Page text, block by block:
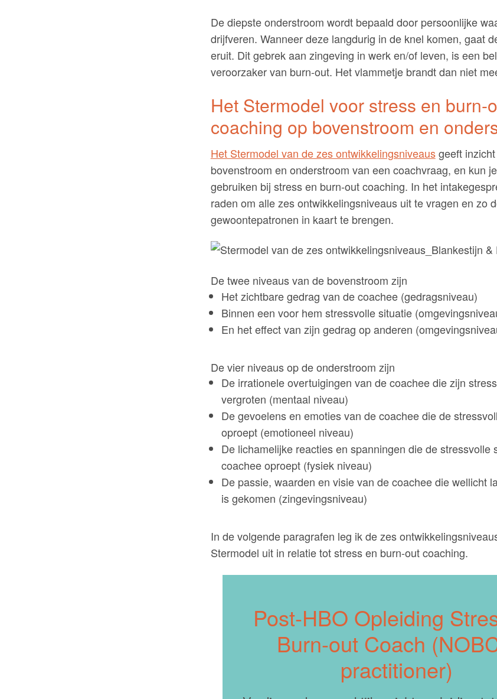
De diepste onderstroom wordt bepaald door persoonlijke
drijfveren. Wanneer deze langdurig in de knel komen, gaat
eruit. Dit gebrek aan zingeving in werk en/of leven, is een
veroorzaker van burn-out. Het vlammetje brandt dan niet
Het Stermodel voor stress en burn-
coaching op bovenstroom en
Het Stermodel van de zes ontwikkelingsniveausgeeft
bovenstroom en onderstroom van een coachvraag, en kun
gebruiken bij stress en burn-out coaching. In het
raden om alle zes ontwikkelingsniveaus uit te vragen en zo
gewoontepatronen in kaart te brengen.
De twee niveaus van de bovenstroom zijn
Het zichtbare gedrag van de coachee (gedragsniveau)
Binnen een voor hem stressvolle situatie
En het effect van zijn gedrag op anderen
De vier niveaus op de onderstroom zijn
De irrationele overtuigingen van de coachee die zijn
vergroten (mentaal niveau)
De gevoelens en emoties van de coachee die de
oproept (emotioneel niveau)
De lichamelijke reacties en spanningen die de stressvolle
coachee oproept (fysiek niveau)
De passie, waarden en visie van de coachee die wellicht
is gekomen (zingevingsniveau)
In de volgende paragrafen leg ik de zes
Stermodel uit in relatie tot stress en burn-out coaching.
Post-HBO Opleiding
Burn-out Coach
practitioner)